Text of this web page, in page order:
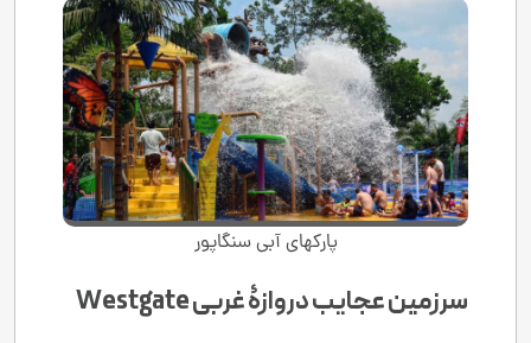
پارکهای آبی سنگاپور
سرزمین عجایب دروازۀ غربی Westgate